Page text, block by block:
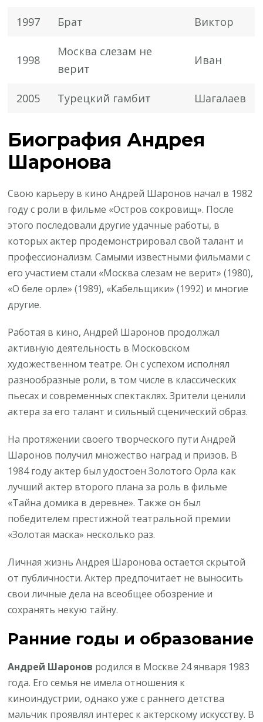
1997 Брат Виктор
1998
Москва слезам не
верит
Иван
2005 Турецкий гамбит Шагалаев
Биография Андрея
Шаронова
Свою карьеру в кино Андрей Шаронов начал в 1982
году с роли в фильме «Остров сокровищ». После
этого последовали другие удачные работы, в
которых актер продемонстрировал свой талант и
профессионализм. Самыми известными фильмами с
его участием стали «Москва слезам не верит» (1980),
«О беле орле» (1989), «Кабельщики» (1992) и многие
другие.
Работая в кино, Андрей Шаронов продолжал
активную деятельность в Московском
художественном театре. Он с успехом исполнял
разнообразные роли, в том числе в классических
пьесах и современных спектаклях. Зрители ценили
актера за его талант и сильный сценический образ.
На протяжении своего творческого пути Андрей
Шаронов получил множество наград и призов. В
1984 году актер был удостоен Золотого Орла как
лучший актер второго плана за роль в фильме
«Тайна домика в деревне». Также он был
победителем престижной театральной премии
«Золотая маска» несколько раз.
Личная жизнь Андрея Шаронова остается скрытой
от публичности. Актер предпочитает не выносить
свои личные дела на всеобщее обозрение и
сохранять некую тайну.
Ранние годы и образование
Андрей Шаронов родился в Москве 24 января 1983
года. Его семья не имела отношения к
киноиндустрии, однако уже с раннего детства
мальчик проявлял интерес к актерскому искусству. В